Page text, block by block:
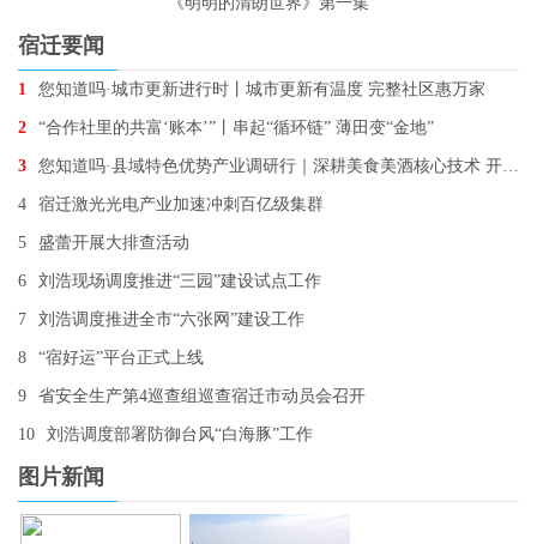
宿迁要闻
1 您知道吗·城市更新进行时丨城市更新有温度 完整社区惠万家
2 “合作社里的共富‘账本’”丨串起“循环链” 薄田变“金地”
3 您知道吗·县域特色优势产业调研行｜深耕美食美酒核心技术 开辟百亿级新赛道
4 宿迁激光光电产业加速冲刺百亿级集群
5 盛蕾开展大排查活动
6 刘浩现场调度推进“三园”建设试点工作
7 刘浩调度推进全市“六张网”建设工作
8 “宿好运”平台正式上线
9 省安全生产第4巡查组巡查宿迁市动员会召开
10 刘浩调度部署防御台风“白海豚”工作
图片新闻